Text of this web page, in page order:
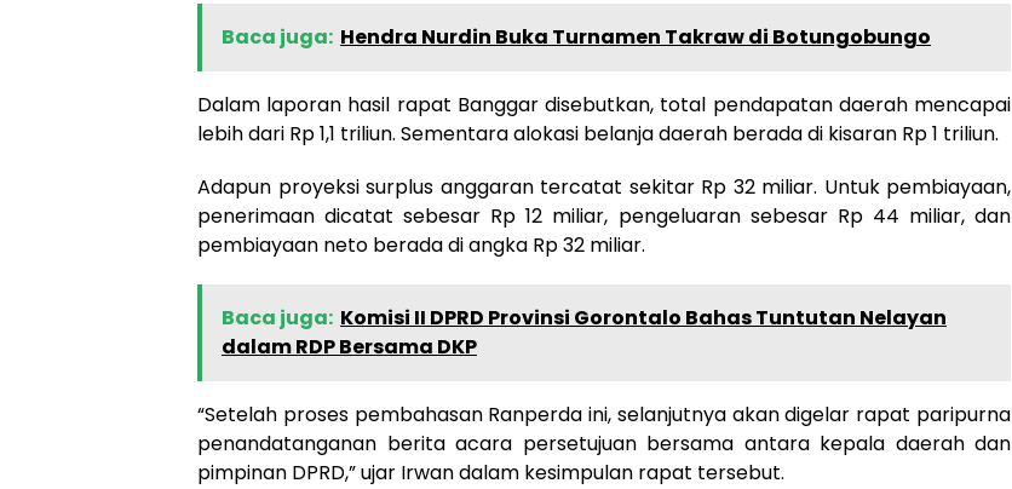
Baca juga: Hendra Nurdin Buka Turnamen Takraw di Botungobungo
Dalam laporan hasil rapat Banggar disebutkan, total pendapatan daerah mencapai
lebih dari Rp 1,1 triliun. Sementara alokasi belanja daerah berada di kisaran Rp 1 triliun.
Adapun proyeksi surplus anggaran tercatat sekitar Rp 32 miliar. Untuk pembiayaan,
penerimaan dicatat sebesar Rp 12 miliar, pengeluaran sebesar Rp 44 miliar, dan
pembiayaan neto berada di angka Rp 32 miliar.
Baca juga: Komisi II DPRD Provinsi Gorontalo Bahas Tuntutan Nelayan
dalam RDP Bersama DKP
“Setelah proses pembahasan Ranperda ini, selanjutnya akan digelar rapat paripurna
penandatanganan berita acara persetujuan bersama antara kepala daerah dan
pimpinan DPRD,” ujar Irwan dalam kesimpulan rapat tersebut.